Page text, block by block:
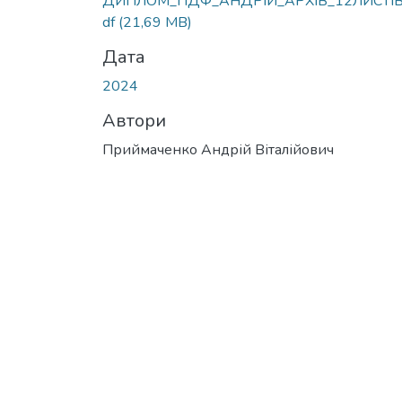
df(21,69 MB)
Дата
2024
Автори
Приймаченко Андрій Віталійович